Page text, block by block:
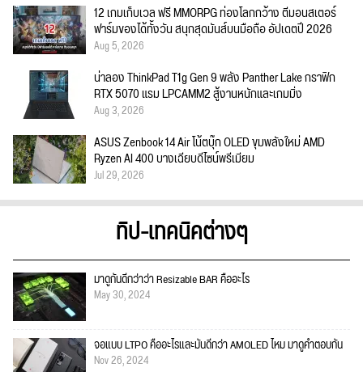
12 เกมเก็บเวล ฟรี MMORPG ท่องโลกกว้าง ตีมอนสเตอร์
ฟาร์มของได้ทั้งวัน สนุกสุดมันส์บนมือถือ อัปเดตปี 2026
Aug 5, 2026
น่าลอง ThinkPad T1g Gen 9 พลัง Panther Lake กราฟิก
RTX 5070 แรม LPCAMM2 สู้งานหนักและเกมมิ่ง
Aug 3, 2026
ASUS Zenbook 14 Air โน้ตบุ๊ก OLED ขุมพลังใหม่ AMD
Ryzen AI 400 บางเฉียบดีไซน์พรีเมียม
Jul 29, 2026
ทิป-เทคนิคต่างๆ
มาดูกันดีกว่าว่า Resizable BAR คืออะไร
May 30, 2024
จอแบบ LTPO คืออะไรและมันดีกว่า AMOLED ไหม มาดูคำตอบกัน
Nov 26, 2024